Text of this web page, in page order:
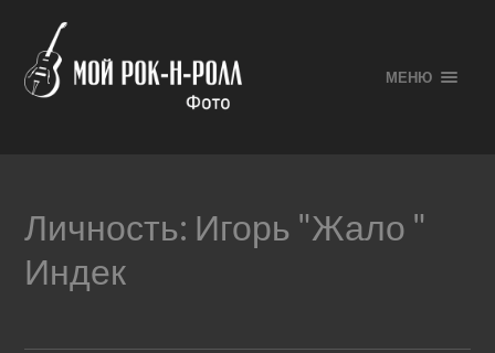
МЕНЮ
Личность: Игорь "Жало "
Индек